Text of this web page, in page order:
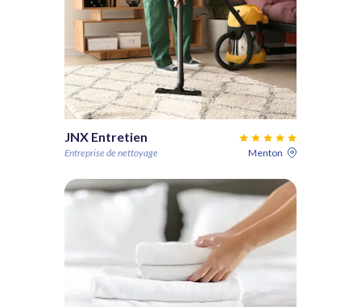
JNX Entretien
Entreprise de nettoyage Menton